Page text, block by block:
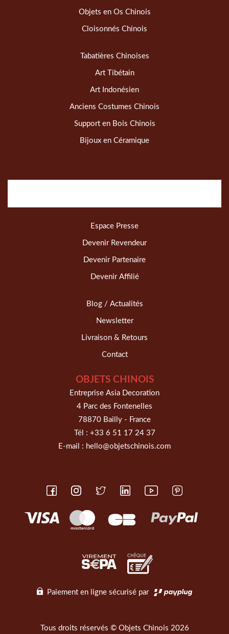
Objets en Os Chinois
Cloisonnés Chinois
Tabatières Chinoises
Art Tibétain
Art Indonésien
Anciens Costumes Chinois
Support en Bois Chinois
Bijoux en Céramique
Espace Presse
Devenir Revendeur
Devenir Partenaire
Devenir Affilié
Blog / Actualités
Newsletter
Livraison & Retours
Contact
OBJETS CHINOIS
Entreprise Asia Decoration
4 Parc des Fontenelles
78870 Bailly - France
Tél : +33 6 51 17 24 37
E-mail : hello@objetschinois.com
Paiement en ligne sécurisé par
Tous droits réservés © Objets Chinois 2026